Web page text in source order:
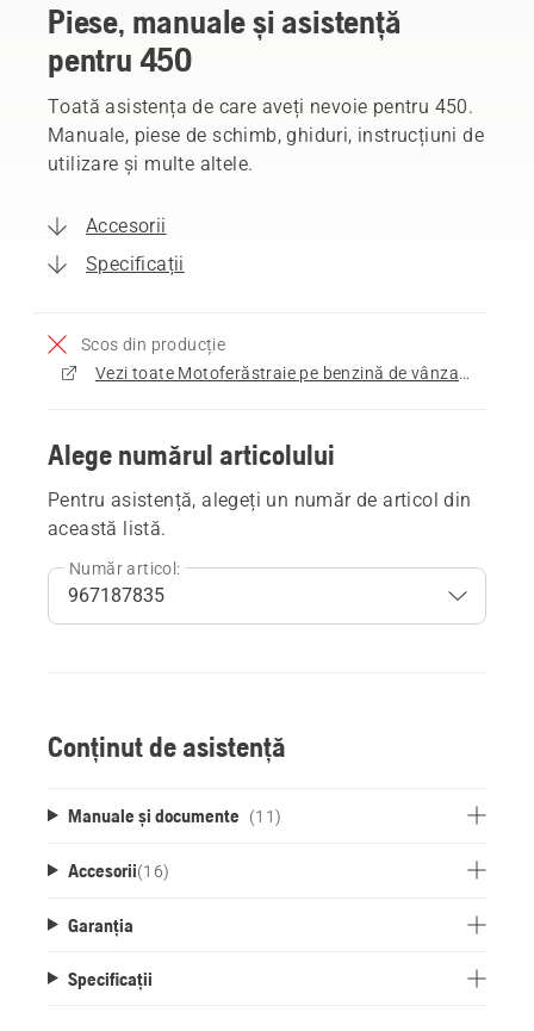
Piese, manuale și asistență
pentru 450
Toată asistența de care aveți nevoie pentru 450.
Manuale, piese de schimb, ghiduri, instrucțiuni de
utilizare și multe altele.
Accesorii
Specificații
Scos din producție
Vezi toate Motoferăstraie pe benzină de vânzare
Alege numărul articolului
Pentru asistență, alegeți un număr de articol din
această listă.
Număr articol:
Conținut de asistență
Manuale și documente (11)
Accesorii(16)
Garanția
Specificații